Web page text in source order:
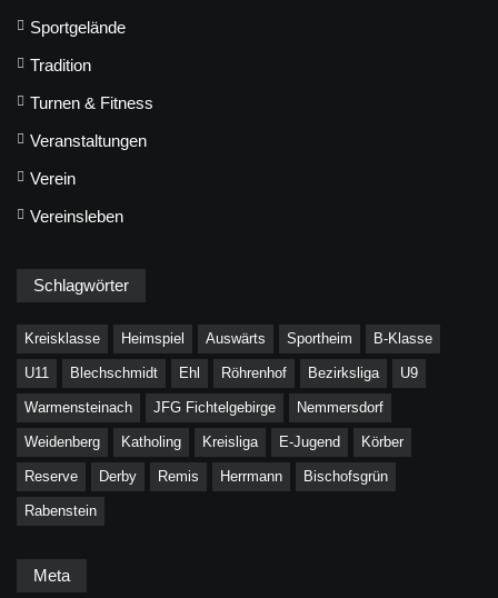
Sportgelände
Tradition
Turnen & Fitness
Veranstaltungen
Verein
Vereinsleben
Schlagwörter
Kreisklasse Heimspiel Auswärts Sportheim B-Klasse
U11 Blechschmidt Ehl Röhrenhof Bezirksliga U9
Warmensteinach JFG Fichtelgebirge Nemmersdorf
Weidenberg Katholing Kreisliga E-Jugend Körber
Reserve Derby Remis Herrmann Bischofsgrün
Rabenstein
Meta